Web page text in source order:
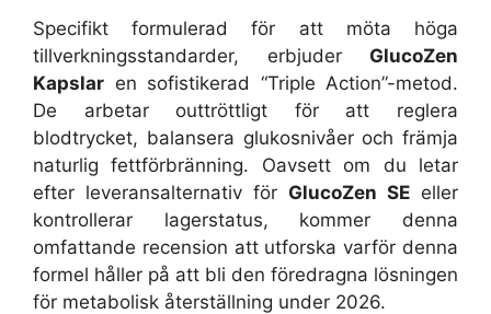
Specifikt formulerad för att möta höga
tillverkningsstandarder, erbjuder GlucoZen
Kapslar en sofistikerad “Triple Action”-metod.
De arbetar outtröttligt för att reglera
blodtrycket, balansera glukosnivåer och främja
naturlig fettförbränning. Oavsett om du letar
efter leveransalternativ för GlucoZen SE eller
kontrollerar lagerstatus, kommer denna
omfattande recension att utforska varför denna
formel håller på att bli den föredragna lösningen
för metabolisk återställning under 2026.